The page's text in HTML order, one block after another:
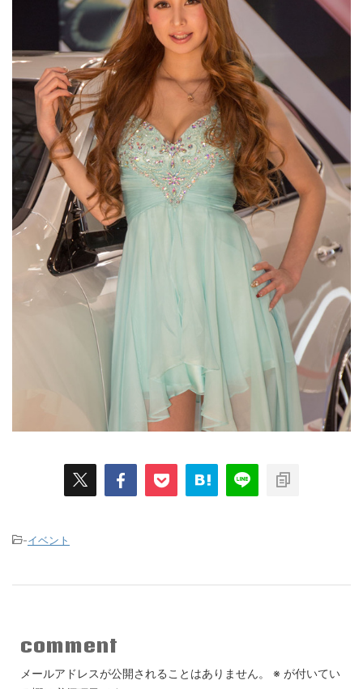
-イベント
comment
メールアドレスが公開されることはありません。 ※ が付いてい